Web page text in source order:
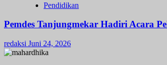
Pendidikan
Pemdes Tanjungmekar Hadiri Acara
redaksi Juni 24, 2026